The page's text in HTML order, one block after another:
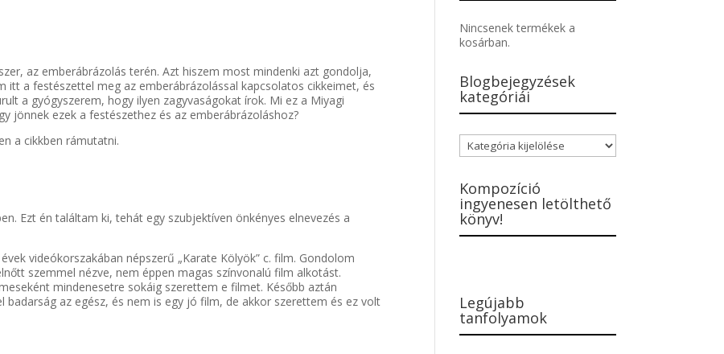
az emberábrázolás terén. Azt hiszem most mindenki azt gondolja,
itt a festészettel meg az emberábrázolással kapcsolatos cikkeimet, és
a gyógyszerem, hogy ilyen zagyvaságokat írok. Mi ez a Miyagi
jönnek ezek a festészethez és az emberábrázoláshoz?
a cikkben rámutatni.
Ezt én találtam ki, tehát egy szubjektíven önkényes elnevezés a
videókorszakában népszerű „Karate Kölyök” c. film. Gondolom
szemmel nézve, nem éppen magas színvonalú film alkotást.
mindenesetre sokáig szerettem e filmet. Később aztán
az egész, és nem is egy jó film, de akkor szerettem és ez volt
Nincsenek termékek a
kosárban.
Blogbejegyzések
kategóriái
Blogbejegyzések
kategóriái
Kompozíció
ingyenesen letölthető
könyv!
Legújabb
tanfolyamok